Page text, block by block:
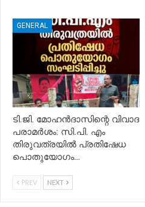
GENERAL
ടി.ജി. മോഹൻദാസിന്റെ വിവാദ
പരാമർശം: സി.പി. എം
തിരുവത്രയിൽ പ്രതിഷേധ
പൊതുയോഗം…
PREV NEXT